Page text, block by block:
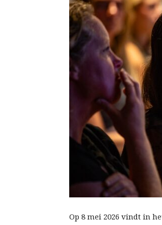
Op 8 mei 2026 vindt in